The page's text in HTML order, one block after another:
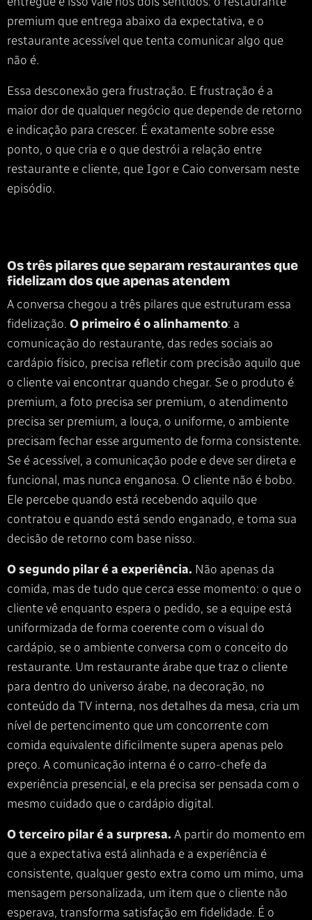
premium que entrega abaixo da expectativa, e o
restaurante acessível que tenta comunicar algo que
não é.
Essa desconexão gera frustração. E frustração é a
maior dor de qualquer negócio que depende de retorno
e indicação para crescer. É exatamente sobre esse
ponto, o que cria e o que destrói a relação entre
restaurante e cliente, que Igor e Caio conversam neste
episódio.
Os três pilares que separam restaurantes que
fidelizam dos que apenas atendem
A conversa chegou a três pilares que estruturam essa
fidelização. O primeiro é o alinhamento: a
comunicação do restaurante, das redes sociais ao
cardápio físico, precisa refletir com precisão aquilo que
o cliente vai encontrar quando chegar. Se o produto é
premium, a foto precisa ser premium, o atendimento
precisa ser premium, a louça, o uniforme, o ambiente
precisam fechar esse argumento de forma consistente.
Se é acessível, a comunicação pode e deve ser direta e
funcional, mas nunca enganosa. O cliente não é bobo.
Ele percebe quando está recebendo aquilo que
contratou e quando está sendo enganado, e toma sua
decisão de retorno com base nisso.
O segundo pilar é a experiência. Não apenas da
comida, mas de tudo que cerca esse momento: o que o
cliente vê enquanto espera o pedido, se a equipe está
uniformizada de forma coerente com o visual do
cardápio, se o ambiente conversa com o conceito do
restaurante. Um restaurante árabe que traz o cliente
para dentro do universo árabe, na decoração, no
conteúdo da TV interna, nos detalhes da mesa, cria um
nível de pertencimento que um concorrente com
comida equivalente dificilmente supera apenas pelo
preço. A comunicação interna é o carro-chefe da
experiência presencial, e ela precisa ser pensada com o
mesmo cuidado que o cardápio digital.
O terceiro pilar é a surpresa. A partir do momento em
que a expectativa está alinhada e a experiência é
consistente, qualquer gesto extra como um mimo, uma
mensagem personalizada, um item que o cliente não
esperava, transforma satisfação em fidelidade. É o